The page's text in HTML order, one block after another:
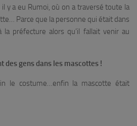
y a eu Rumoi, où on a traversé toute la
Parce que la personne qui était dans
préfecture alors qu’il fallait venir au
des gens dans les mascottes !
le costume…enfin la mascotte était